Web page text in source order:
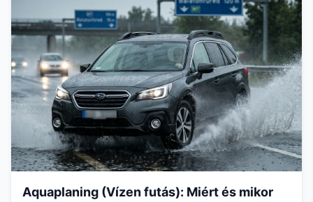
Aquaplaning (Vízen futás): Miért és mikor